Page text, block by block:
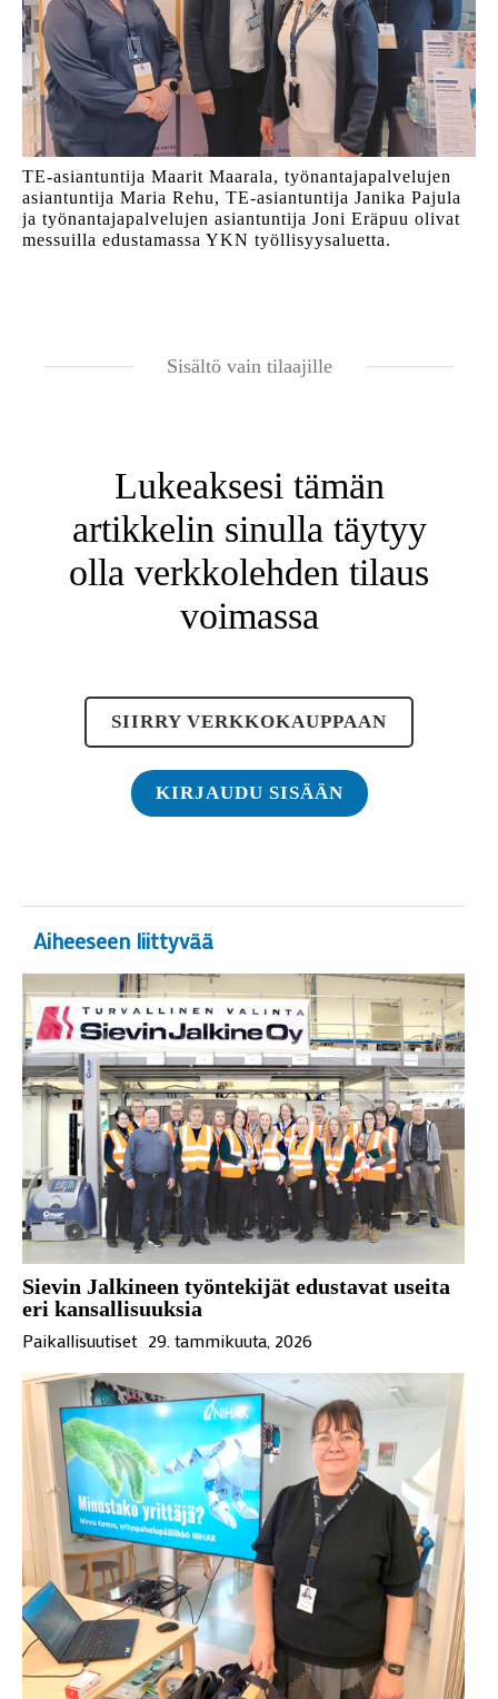
TE-asiantuntija Maarit Maarala, työnantajapalvelujen
asiantuntija Maria Rehu, TE-asiantuntija Janika Pajula
ja työnantajapalvelujen asiantuntija Joni Eräpuu olivat
messuilla edustamassa YKN työllisyysaluetta.
Sisältö vain tilaajille
Lukeaksesi tämän
artikkelin sinulla täytyy
olla verkkolehden tilaus
voimassa
SIIRRY VERKKOKAUPPAAN
KIRJAUDU SISÄÄN
Aiheeseen liittyvää
Sievin Jalkineen työntekijät edustavat useita
eri kansallisuuksia
Paikallisuutiset 29. tammikuuta, 2026